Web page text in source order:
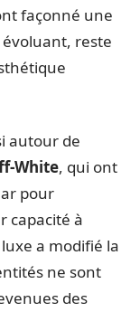
façonné une
reste
autour de
White, qui ont
pour
capacité à
a modifié la
ne sont
des